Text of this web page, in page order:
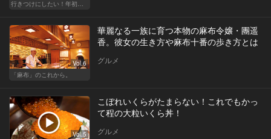
Vol.6
「麻布」のこれから。
華麗なる一族に育つ本物の麻布令嬢・團遥
香。彼女の生き方や麻布十番の歩き方とは
グルメ
Vol.5
こぼれいくらがたまらない！これでもかっ
て程の大粒いくら丼！
グルメ